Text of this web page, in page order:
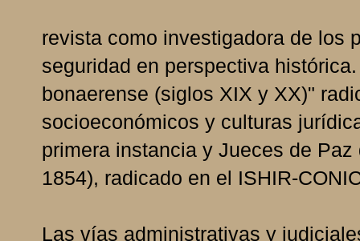
revista como investigadora de los
seguridad en perspectiva
bonaerense (siglos XIX y XX)"
socioeconómicos y culturas
primera instancia y Jueces de
1854), radicado en el ISHIR-
Las vías administrativas y